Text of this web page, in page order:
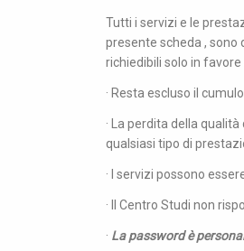
Tutti i servizi e le
presente scheda , sono
richiedibili solo in favore
· Resta escluso il
· La perdita della
qualsiasi tipo di
· I servizi possono
· Il Centro Studi non
· La password è